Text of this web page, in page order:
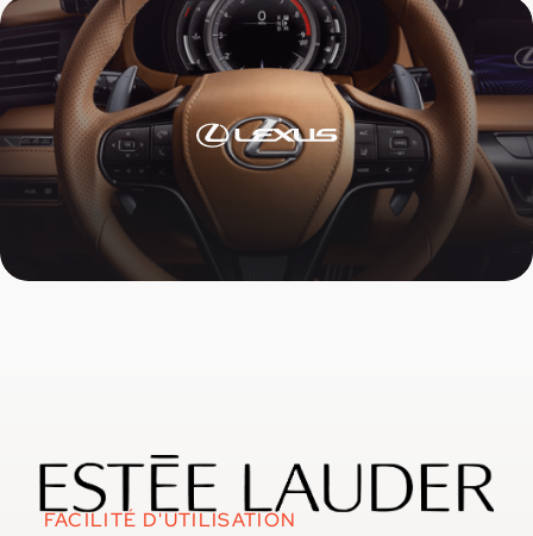
FACILITÉ D'UTILISATION